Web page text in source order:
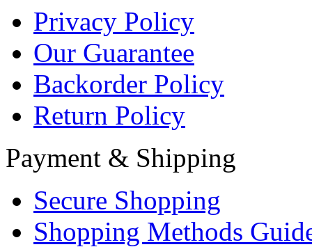
Privacy Policy
Our Guarantee
Backorder Policy
Return Policy
Payment & Shipping
Secure Shopping
Shopping Methods